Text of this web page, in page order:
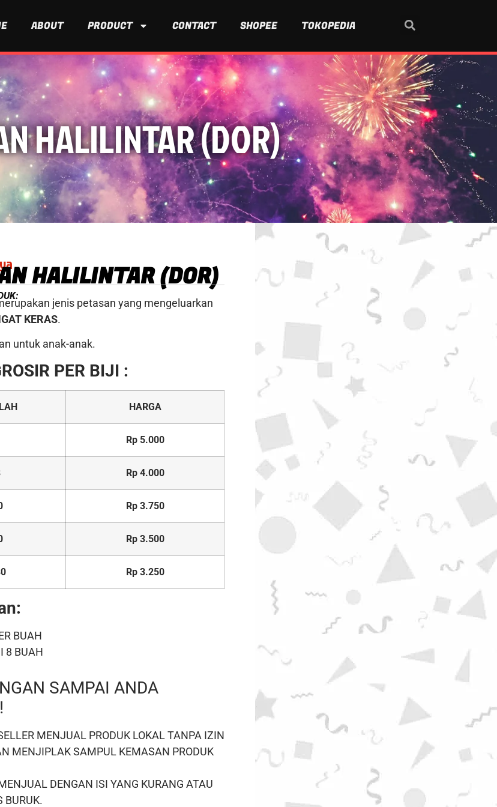
ABOUT PRODUCT CONTACT SHOPEE TOKOPEDIA
HALILINTAR (DOR)
HALILINTAR (DOR)
jenis petasan yang mengeluarkan
KERAS.
untuk anak-anak.
PER BIJI :
HARGA
Rp 5.000
Rp 4.000
Rp 3.750
Rp 3.500
Rp 3.250
BUAH
8 BUAH
SAMPAI ANDA
MENJUAL PRODUK LOKAL TANPA IZIN
MENJIPLAK SAMPUL KEMASAN PRODUK
DENGAN ISI YANG KURANG ATAU
BURUK.